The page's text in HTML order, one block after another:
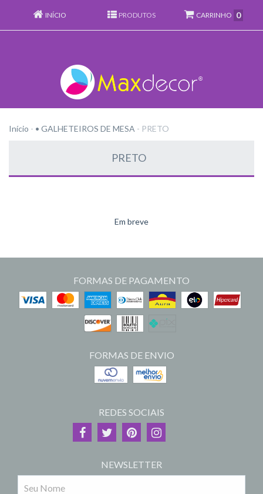
INÍCIO PRODUTOS CARRINHO 0
Início - • GALHETEIROS DE MESA - PRETO
PRETO
Em breve
FORMAS DE PAGAMENTO
FORMAS DE ENVIO
REDES SOCIAIS
NEWSLETTER